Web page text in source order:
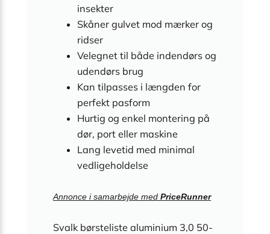
insekter
Skåner gulvet mod mærker og
ridser
Velegnet til både indendørs og
udendørs brug
Kan tilpasses i længden for
perfekt pasform
Hurtig og enkel montering på
dør, port eller maskine
Lang levetid med minimal
vedligeholdelse
Annonce i samarbejde med PriceRunner
Svalk børsteliste aluminium 3,0 50-